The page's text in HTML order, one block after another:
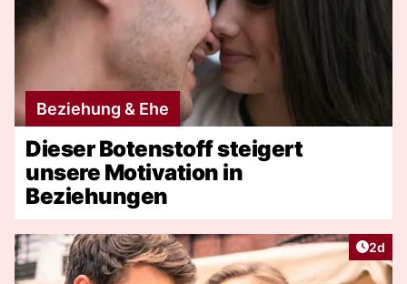
Beziehung & Ehe
Dieser Botenstoff steigert
unsere Motivation in
Beziehungen
2d